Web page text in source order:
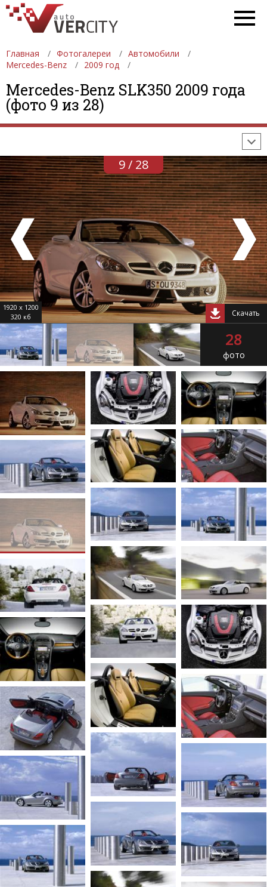
Главная Фотогалереи
Автомобили
Mercedes-Benz
2009 год
Mercedes-Benz SLK350 2009 года
(фото 9 из 28)
ФОТОГАЛЕРЕИ АВТОМОБИЛИ
ДЕВУШКИ
АВТОСАЛОНЫ
ФОРМУЛА-1
9 / 28
1920 x 1200
320 кб
Скачать
28
фото